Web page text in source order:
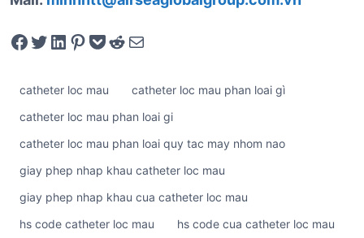
Share on Facebook Tweet on Twitter Share on LinkedIn Pin on Pinterest Save to pocket Share on Reddit Share via Email
catheter loc mau
catheter loc mau phan loai gì
catheter loc mau phan loai gi
catheter loc mau phan loai quy tac may nhom nao
giay phep nhap khau catheter loc mau
giay phep nhap khau cua catheter loc mau
hs code catheter loc mau
hs code cua catheter loc mau